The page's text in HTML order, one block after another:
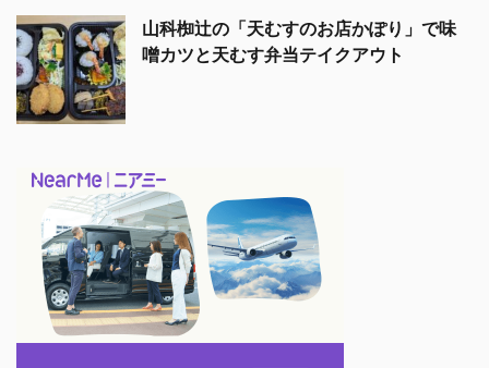
山科椥辻の「天むすのお店かぽり」で味
噌カツと天むす弁当テイクアウト